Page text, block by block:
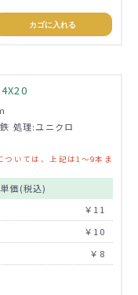
カゴに入れる
処理:ユニクロ
いては、上記は1～9本ま
単価(税込)
￥11
￥10
￥8